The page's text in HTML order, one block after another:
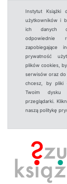
Instytut Książki
użytkowników i
ich danych
odpowiednie
zapobiegające
prywatność
plików cookies,
serwisów oraz do
chcesz, by pliki
Twoim dysku
przeglądarki.
naszą politykę